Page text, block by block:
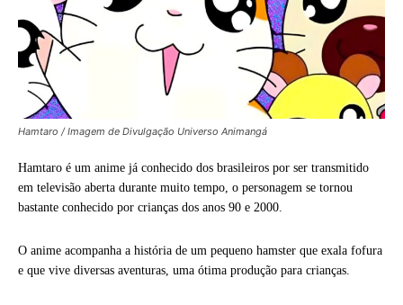
Hamtaro / Imagem de Divulgação Universo Animangá
Hamtaro é um anime já conhecido dos brasileiros por ser transmitido
em televisão aberta durante muito tempo, o personagem se tornou
bastante conhecido por crianças dos anos 90 e 2000.
O anime acompanha a história de um pequeno hamster que exala fofura
e que vive diversas aventuras, uma ótima produção para crianças.